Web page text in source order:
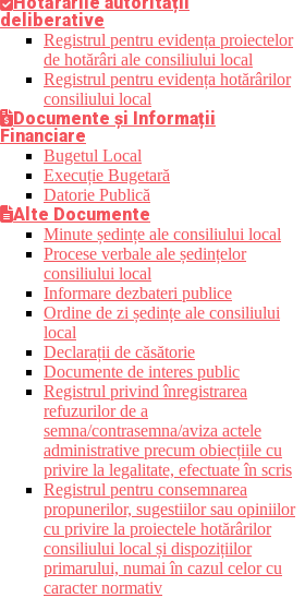
deliberative
Registrul pentru evidența proiectelor
de hotărâri ale consiliului local
Registrul pentru evidența hotărârilor
consiliului local
Documente și Informații
Financiare
Bugetul Local
Execuție Bugetară
Datorie Publică
Alte Documente
Minute ședințe ale consiliului local
Procese verbale ale ședințelor
consiliului local
Informare dezbateri publice
Ordine de zi ședințe ale consiliului
local
Declarații de căsătorie
Documente de interes public
Registrul privind înregistrarea
refuzurilor de a
semna/contrasemna/aviza actele
administrative precum obiecțiile cu
privire la legalitate, efectuate în scris
Registrul pentru consemnarea
propunerilor, sugestiilor sau opiniilor
cu privire la proiectele hotărârilor
consiliului local și dispozițiilor
primarului, numai în cazul celor cu
caracter normativ